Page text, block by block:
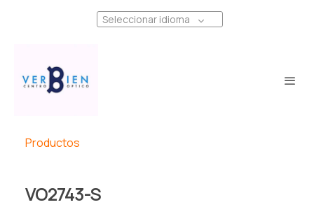
Seleccionar idioma
Productos
VO2743-S